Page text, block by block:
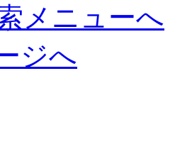
メニューへ
ジへ